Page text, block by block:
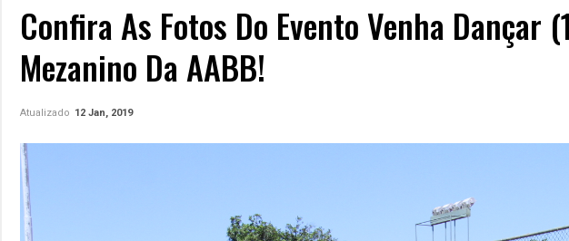
Confira As Fotos Do Evento Venha Dançar
Mezanino Da AABB!
Atualizado 12 Jan, 2019